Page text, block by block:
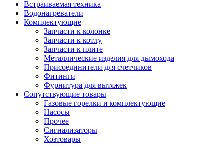
Встраиваемая техника
Водонагреватели
Комплектующие
Запчасти к колонке
Запчасти к котлу
Запчасти к плите
Металлические изделия для дымохода
Присоединители для счетчиков
Фитинги
Фурнитура для вытяжек
Сопутствующие товары
Газовые горелки и комплектующие
Насосы
Прочее
Сигнализаторы
Хозтовары